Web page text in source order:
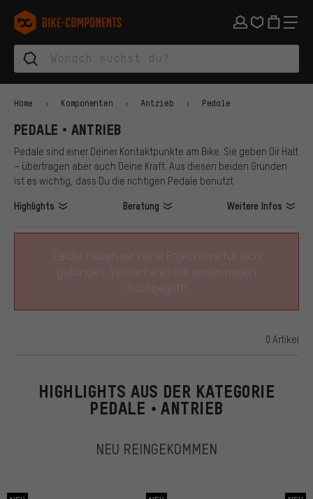
Zur Hauptnavigation springen
Zur Kategorienavigation springen
Zum Inhalt springen
Zu Marken und Newsletter springen
Zur Fußzeile springen
bike-components.de Startseite
Home Komponenten Antrieb Pedale
PEDALE • ANTRIEB
Pedale sind einer Deiner Kontaktpunkte am Bike. Sie geben Dir Halt
– übertragen aber auch Deine Kraft. Aus diesen beiden Gründen
ist es wichtig, dass Du die richtigen Pedale benutzt.
Highlights Beratung Weitere Infos
Leider haben wir keine Ergebnisse für dich
gefunden. Versuche es mit einem neuen
Suchbegriff!
0 Artikel
HIGHLIGHTS AUS DER KATEGORIE
PEDALE • ANTRIEB
NEU REINGEKOMMEN